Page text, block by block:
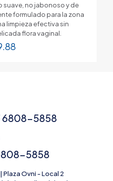
suave, no jabonoso y de
formulado para la zona
limpieza efectiva sin
flora vaginal.
6808-5858
5858
Plaza Ovni - Local 2